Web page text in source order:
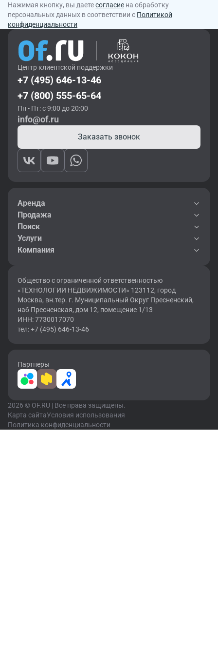
Нажимая кнопку, вы даетесогласие на обработку
персональных данных в соответствии с Политикой
конфиденциальности
Центр клиентской поддержки
+7 (495) 646-13-46
+7 (800) 555-65-64
Пн - Пт: с 9:00 до 20:00
info@of.ru
Заказать звонок
Аренда
Продажа
Поиск
Услуги
Компания
Общество с ограниченной ответственностью
«ТЕХНОЛОГИИ НЕДВИЖИМОСТИ» 123112, город
Москва, вн.тер. г. Муниципальный Округ Пресненский,
наб Пресненская, дом 12, помещение 1/13
ИНН: 7730017070
тел: +7 (495) 646-13-46
Партнеры
2026 © OF.RU | Все права защищены.
Карта сайтаУсловия использования
Политика конфиденциальности